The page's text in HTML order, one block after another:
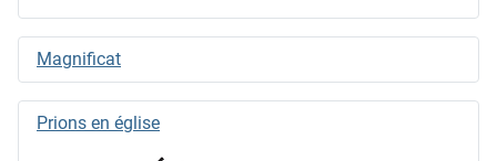
Magnificat
Prions en église